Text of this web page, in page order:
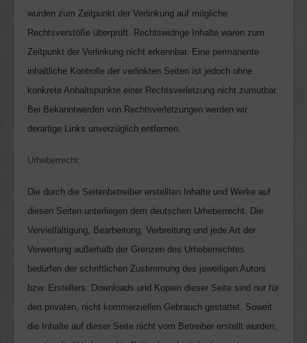
wurden zum Zeitpunkt der Verlinkung auf mögliche
Rechtsverstöße überprüft. Rechtswidrige Inhalte waren zum
Zeitpunkt der Verlinkung nicht erkennbar. Eine permanente
inhaltliche Kontrolle der verlinkten Seiten ist jedoch ohne
konkrete Anhaltspunkte einer Rechtsverletzung nicht zumutbar.
Bei Bekanntwerden von Rechtsverletzungen werden wir
derartige Links unverzüglich entfernen.
Urheberrecht:
Die durch die Seitenbetreiber erstellten Inhalte und Werke auf
diesen Seiten unterliegen dem deutschen Urheberrecht. Die
Vervielfältigung, Bearbeitung, Verbreitung und jede Art der
Verwertung außerhalb der Grenzen des Urheberrechtes
bedürfen der schriftlichen Zustimmung des jeweiligen Autors
bzw. Erstellers. Downloads und Kopien dieser Seite sind nur für
den privaten, nicht kommerziellen Gebrauch gestattet. Soweit
die Inhalte auf dieser Seite nicht vom Betreiber erstellt wurden,